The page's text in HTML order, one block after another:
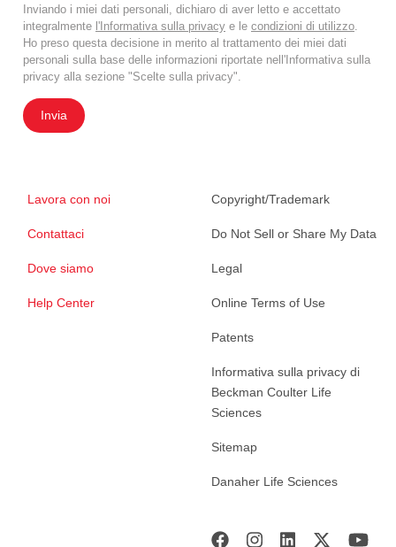
Inviando i miei dati personali, dichiaro di aver letto e accettato
integralmente l'Informativa sulla privacy e le condizioni di utilizzo
Ho preso questa decisione in merito al trattamento dei miei dati
personali sulla base delle informazioni riportate nell'Informativa sulla
privacy alla sezione "Scelte sulla privacy".
Invia
Lavora con noi
Contattaci
Dove siamo
Help Center
Copyright/Trademark
Do Not Sell or Share My Data
Legal
Online Terms of Use
Patents
Informativa sulla privacy di
Beckman Coulter Life
Sciences
Sitemap
Danaher Life Sciences